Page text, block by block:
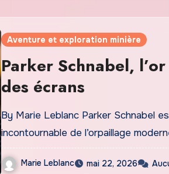
Aventure et exploration minière
Parker Schnabel,
des écrans
By Marie Leblanc Parker Schnabel
incontournable de l’orpaillage
Marie Leblanc mai 22, 2026